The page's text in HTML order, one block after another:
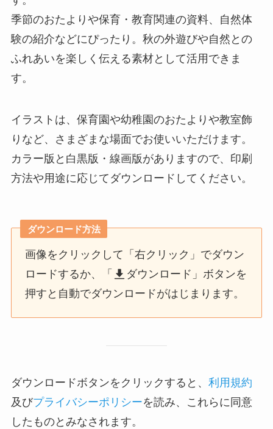
季節のおたよりや保育・教育関連の資料、自然体
験の紹介などにぴったり。秋の外遊びや自然との
ふれあいを楽しく伝える素材として活用できま
す。
イラストは、保育園や幼稚園のおたよりや教室飾
りなど、さまざまな場面でお使いいただけます。
カラー版と白黒版・線画版がありますので、印刷
方法や用途に応じてダウンロードしてください。
ダウンロード方法
画像をクリックして「右クリック」でダウン
ロードするか、「
ダウンロード」ボタンを
押すと自動でダウンロードがはじまります。
ダウンロードボタンをクリックすると、 利用規約
及びプライバシーポリシーを読み、これらに同意
したものとみなされます。